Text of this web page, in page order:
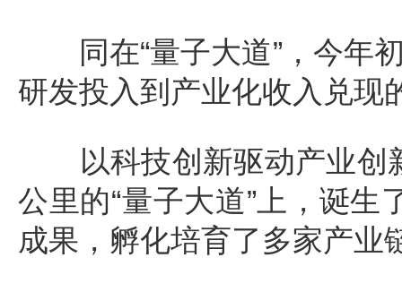
同在“量子大道”，今年初
研发投入到产业化收入兑现
以科技创新驱动产业创
公里的“量子大道”上，诞生
成果，孵化培育了多家产业